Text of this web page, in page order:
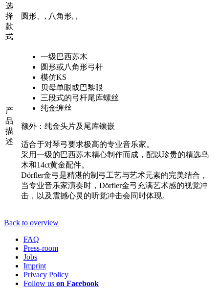
选
择
款
式
圆形、, 八角形, ,
产
品
描
述
一级巴西苏木
圆形或八角形弓杆
模仿KS
贝母单眼或巴黎眼
三段式的弓杆尾库螺丝
纯金缠丝
额外：纯金头片及尾库镶嵌
适合于对琴弓要求极高的专业音乐家。
采用一级的巴西苏木精心制作而成，配以珍贵的精选乌
木和14ct黄金配件。
Dörfler金弓是精湛的制弓工艺与艺术元素的完美结合，
当专业音乐家演奏时，Dörfler金弓充满艺术感的视觉冲
击，以及震撼心灵的听觉冲击会同时体现。
Back to overview
FAQ
Press-room
Jobs
Imprint
Privacy Policy
Follow us on Facebook